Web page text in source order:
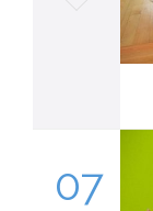
07